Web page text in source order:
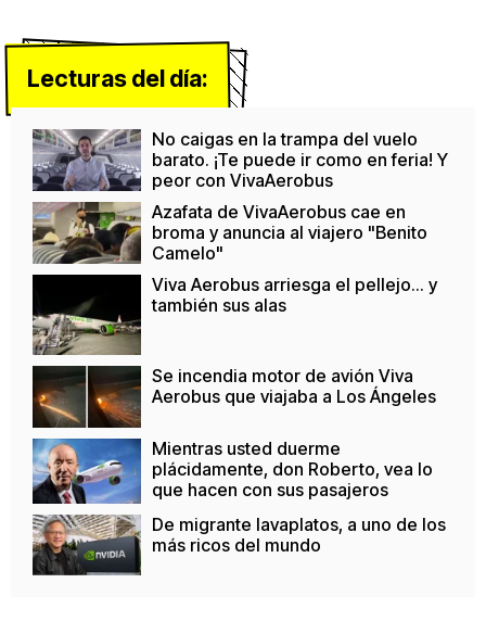
Lecturas del día:
No caigas en la trampa del vuelo
barato. ¡Te puede ir como en feria! Y
peor con VivaAerobus
Azafata de VivaAerobus cae en
broma y anuncia al viajero "Benito
Camelo"
Viva Aerobus arriesga el pellejo... y
también sus alas
Se incendia motor de avión Viva
Aerobus que viajaba a Los Ángeles
Mientras usted duerme
plácidamente, don Roberto, vea lo
que hacen con sus pasajeros
De migrante lavaplatos, a uno de los
más ricos del mundo